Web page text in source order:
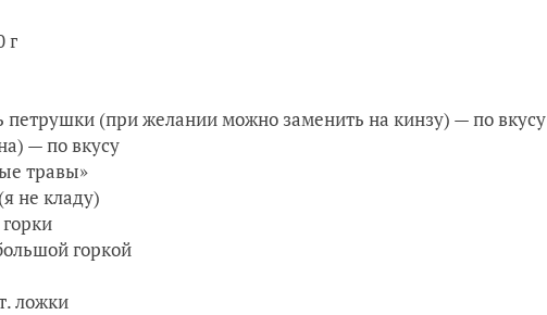
г
петрушки (при желании можно заменить на кинзу) — по вкусу
— по вкусу
травы»
не кладу)
горкой
ложки